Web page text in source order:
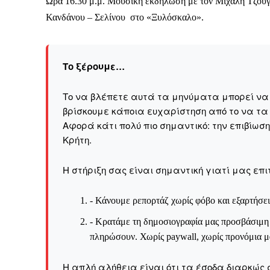
βρίσκουμε κάποια
Η στήριξη σας είναι
- Κάνουμε
- Κρατάμε τη
ικανότητα να
Η απλή αλήθεια είναι
ενημέρωση είναι
να συνεχίσουμε.
Κανδάνου – Σελίνου στο «Ξυλόσκαλο».
Το ξέρουμε…
Το να βλέπετε αυτά τα μηνύματα μπορεί να
βρίσκουμε κάποια ευχαρίστηση από το να
Αφορά κάτι πολύ πιο σημαντικό: την
Kρήτη.
Η στήριξη σας είναι σημαντική γιατί μας
- Κάνουμε ρεπορτάζ χωρίς φόβο και
- Κρατάμε τη δημοσιογραφία μας
πληρώσουν. Χωρίς paywall, χωρίς προνόμια
Η απλή αλήθεια είναι ότι τα έσοδα